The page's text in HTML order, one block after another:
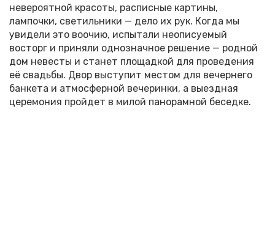
невероятной красоты, расписные картины,
лампочки, светильники — дело их рук. Когда мы
увидели это воочию, испытали неописуемый
восторг и приняли однозначное решение — родной
дом невесты и станет площадкой для проведения
её свадьбы. Двор выступит местом для вечернего
банкета и атмосферной вечеринки, а выездная
церемония пройдет в милой панорамной беседке.